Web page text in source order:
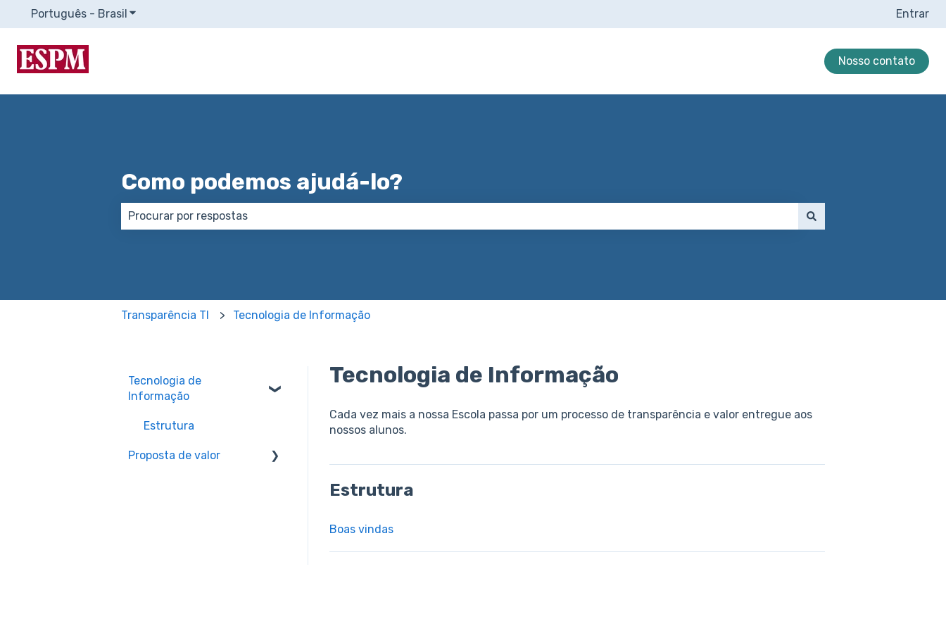
Português - Brasil Mostrar submenu para traduções Entrar
Nosso contato
Como podemos ajudá-lo?
Transparência TI Tecnologia de Informação
Tecnologia de Informação
Cada vez mais a nossa Escola passa por um processo de transparência e valor entregue aos
nossos alunos.
Estrutura
Boas vindas
Tecnologia de
Informação
Estrutura
Proposta de valor